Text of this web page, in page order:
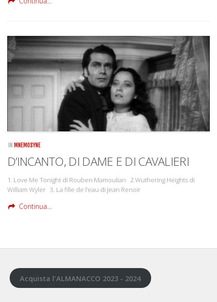
IN MNEMOSYNE
D’INCANTO, DI DAME E DI CAVALIERI
1. Love Me Tonight di Rouben Mamoulian 2.Wuthering Heights di
William Wyler 3. La fille de l’eau di Jean Renoir
Continua...
Acquista l'ALMANACCO 2023 - 2024